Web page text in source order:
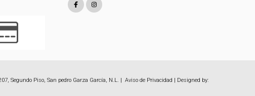
Segundo Piso, San pedro Garza García, N.L. | Aviso de Privacidad | Designed by: